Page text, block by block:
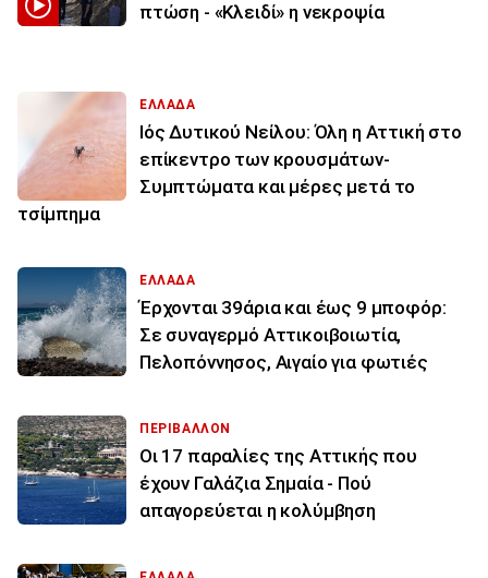
πτώση - «Κλειδί» η νεκροψία
ΕΛΛΑΔΑ
Ιός Δυτικού Νείλου: Όλη η Αττική στο
επίκεντρο των κρουσμάτων-
Συμπτώματα και μέρες μετά το
τσίμπημα
ΕΛΛΑΔΑ
Έρχονται 39άρια και έως 9 μποφόρ:
Σε συναγερμό Αττικοιβοιωτία,
Πελοπόννησος, Αιγαίο για φωτιές
ΠΕΡΙΒΑΛΛΟΝ
Οι 17 παραλίες της Αττικής που
έχουν Γαλάζια Σημαία - Πού
απαγορεύεται η κολύμβηση